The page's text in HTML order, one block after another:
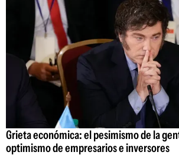
Grieta económica: el pesimismo de la
optimismo de empresarios e inversores